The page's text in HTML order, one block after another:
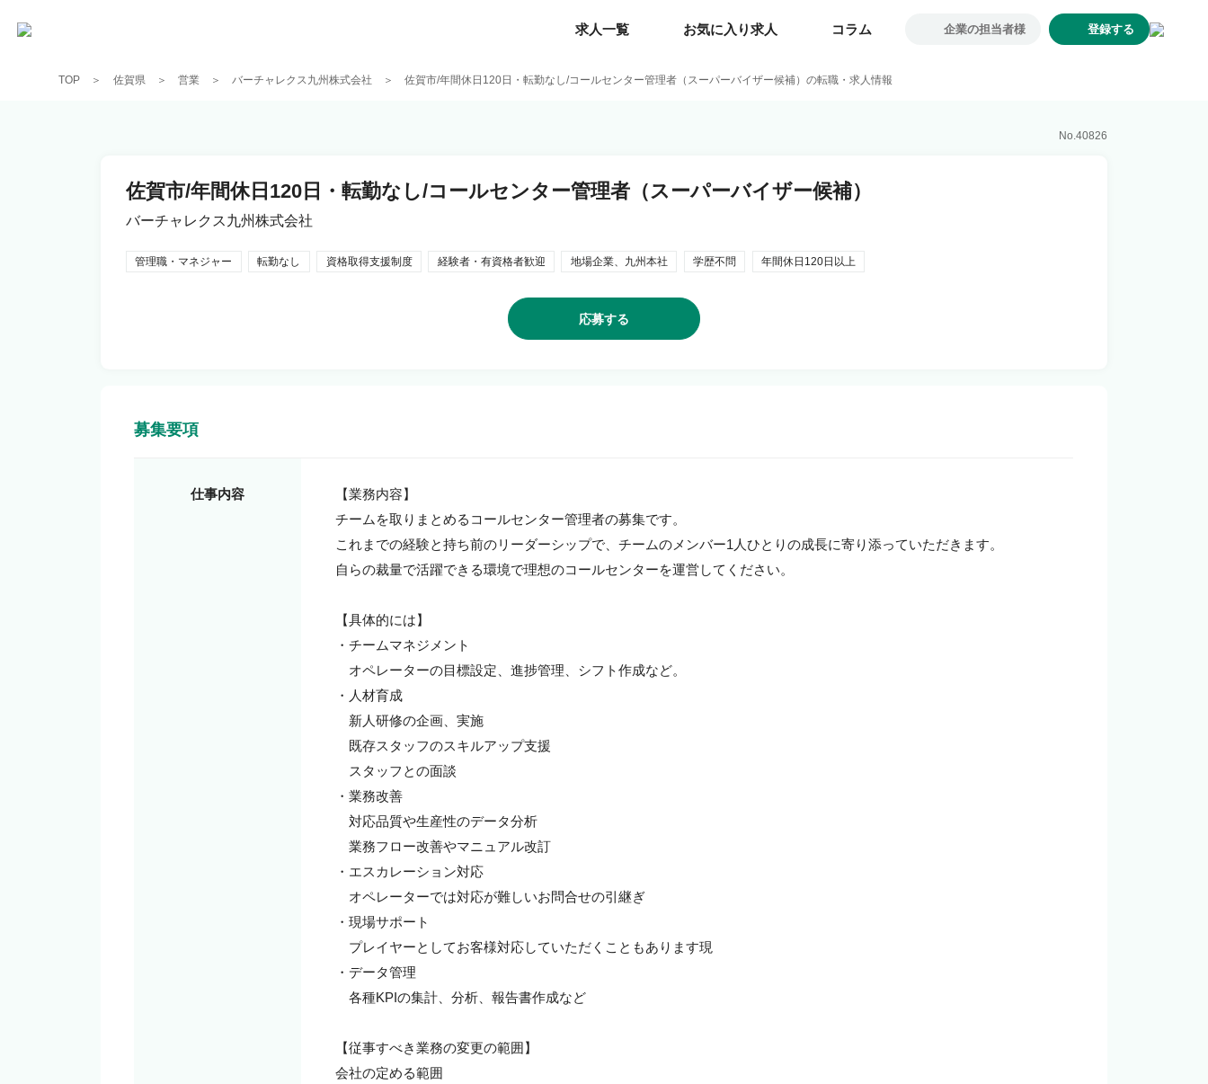
求人一覧 お気に入り求人 コラム 企業の担当者様 登録する
求人一覧 お気に入り求人 コラム 企業の担当者様 登録する
TOP 佐賀県 営業 バーチャレクス九州株式会社 佐賀市/年間休日120日・転勤なし/コールセンター管理者（スーパーバイザー候補）の転職・求人情報
No. 40826
バーチャレクス九州株式会社
佐賀市/年間休日120日・転勤なし/コールセンター管理者（スーパーバイザー候補）
管理職・マネジャー 転勤なし 資格取得支援制度 経験者・有資格者歓迎 地場企業、九州本社 学歴不問 年間休日120日以上
応募する
募集要項
仕事内容
【業務内容】
チームを取りまとめるコールセンター管理者の募集です。
これまでの経験と持ち前のリーダーシップで、チームのメンバー1人ひとりの成長に寄り添っていただきます。
自らの裁量で活躍できる環境で理想のコールセンターを運営してください。
【具体的には】
・チームマネジメント
オペレーターの目標設定、進捗管理、シフト作成など。
・人材育成
新人研修の企画、実施
既存スタッフのスキルアップ支援
スタッフとの面談
・業務改善
対応品質や生産性のデータ分析
業務フロー改善やマニュアル改訂
・エスカレーション対応
オペレーターでは対応が難しいお問合せの引継ぎ
・現場サポート
プレイヤーとしてお客様対応していただくこともあります現
・データ管理
各種KPIの集計、分析、報告書作成など
【従事すべき業務の変更の範囲】
会社の定める範囲